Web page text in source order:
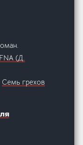
(Д.
Семь грехов